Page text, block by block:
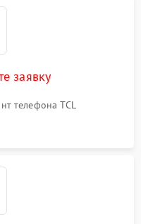
заявку
телефона TCL